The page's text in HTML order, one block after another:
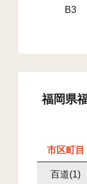
B3
福岡県
市区町目
百道(1)